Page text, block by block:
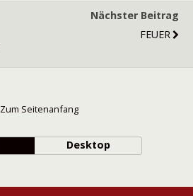
Nächster Beitrag
FEUER
Zum Seitenanfang
Desktop